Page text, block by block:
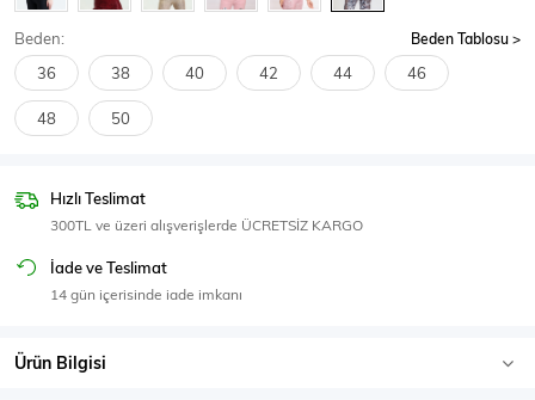
Body Atlet Crop & Büstiyer
SPOR GİYİM
Eşofman Üstü
Beden: Beden Tablosu
36 38 40 42 44 46
48 50
Hızlı Teslimat
300TL ve üzeri alışverişlerde ÜCRETSİZ KARGO
İade ve Teslimat
14 gün içerisinde iade imkanı
Ürün Bilgisi